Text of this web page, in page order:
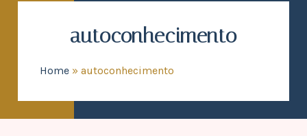
autoconhecimento
Home » autoconhecimento